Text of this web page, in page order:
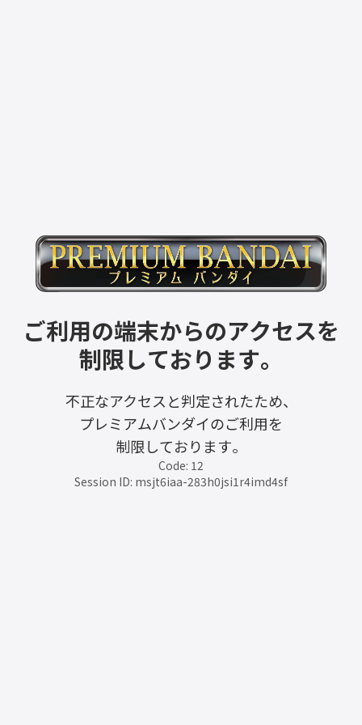
ご利用の端末からのアクセスを
制限しております。
不正なアクセスと判定されたため、
プレミアムバンダイのご利用を
制限しております。
Code: 12
Session ID: msjt6iaa-283h0jsi1r4imd4sf